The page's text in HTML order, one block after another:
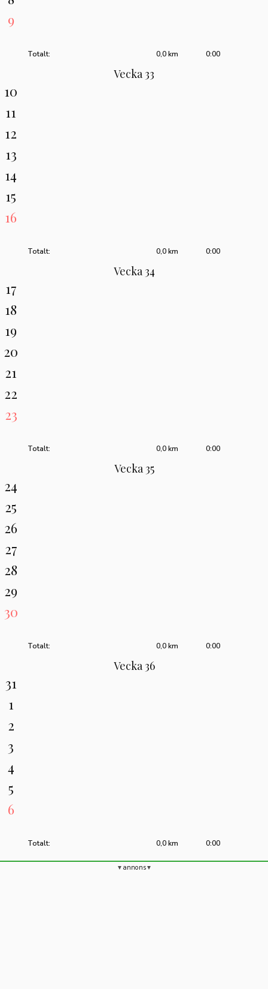
9
Totalt: 0:00
0,0 km
Vecka 33
10
11
12
13
14
15
16
Totalt: 0:00
0,0 km
Vecka 34
17
18
19
20
21
22
23
Totalt: 0:00
0,0 km
Vecka 35
24
25
26
27
28
29
30
Totalt: 0:00
0,0 km
Vecka 36
31
1
2
3
4
5
6
Totalt: 0:00
0,0 km
annons